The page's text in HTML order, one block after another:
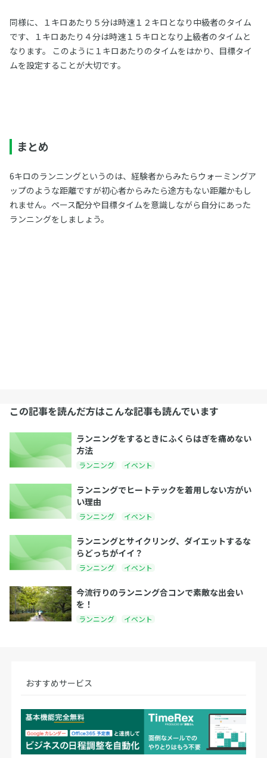
同様に、１キロあたり５分は時速１２キロとなり中級者のタイム
です、１キロあたり４分は時速１５キロとなり上級者のタイムと
なります。 このように１キロあたりのタイムをはかり、目標タイ
ムを設定することが大切です。
まとめ
6キロのランニングというのは、経験者からみたらウォーミングア
ップのような距離ですが初心者からみたら途方もない距離かもし
れません。ペース配分や目標タイムを意識しながら自分にあった
ランニングをしましょう。
この記事を読んだ方はこんな記事も読んでいます
ランニングをするときにふくらはぎを痛めない
方法
ランニング イベント
ランニングでヒートテックを着用しない方がい
い理由
ランニング イベント
ランニングとサイクリング、ダイエットするな
らどっちがイイ？
ランニング イベント
今流行りのランニング合コンで素敵な出会い
を！
ランニング イベント
おすすめサービス